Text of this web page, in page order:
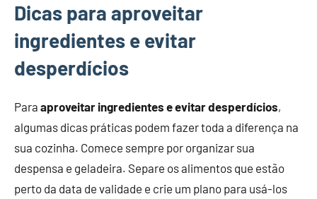
Dicas para aproveitar
ingredientes e evitar
desperdícios
Para aproveitar ingredientes e evitar desperdícios,
algumas dicas práticas podem fazer toda a diferença na
sua cozinha. Comece sempre por organizar sua
despensa e geladeira. Separe os alimentos que estão
perto da data de validade e crie um plano para usá-los